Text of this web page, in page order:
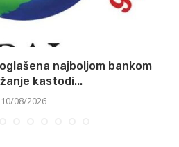
najboljom bankom
kastodi...
10/08/2026